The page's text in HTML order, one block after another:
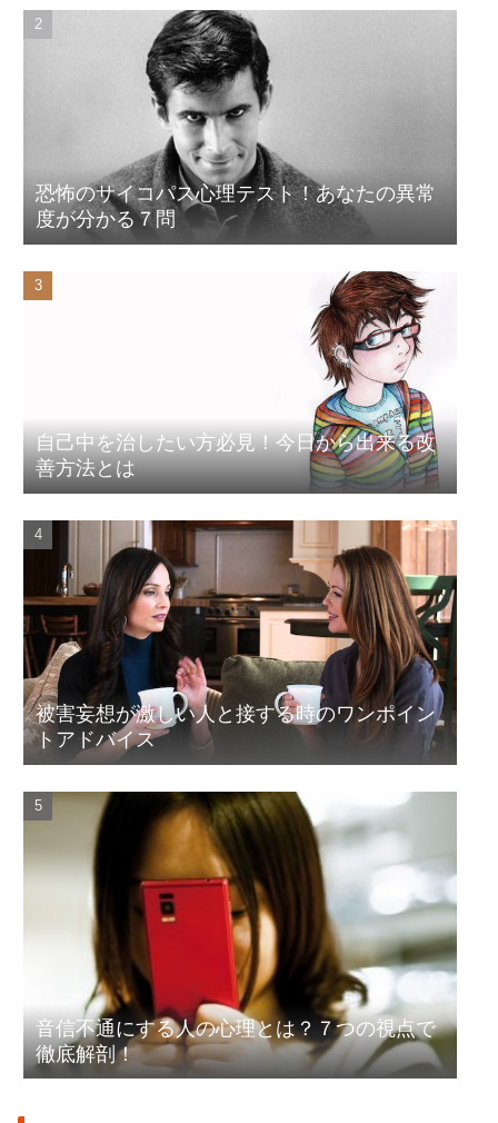
恐怖のサイコパス心理テスト！あなたの異常
度が分かる７問
自己中を治したい方必見！今日から出来る改
善方法とは
被害妄想が激しい人と接する時のワンポイン
トアドバイス
音信不通にする人の心理とは？７つの視点で
徹底解剖！